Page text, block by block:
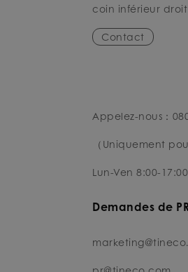
coin inférieur
Contact
Appelez-nous：
（Uniquement
Lun-Ven 8:00-17:00
Demandes de PR